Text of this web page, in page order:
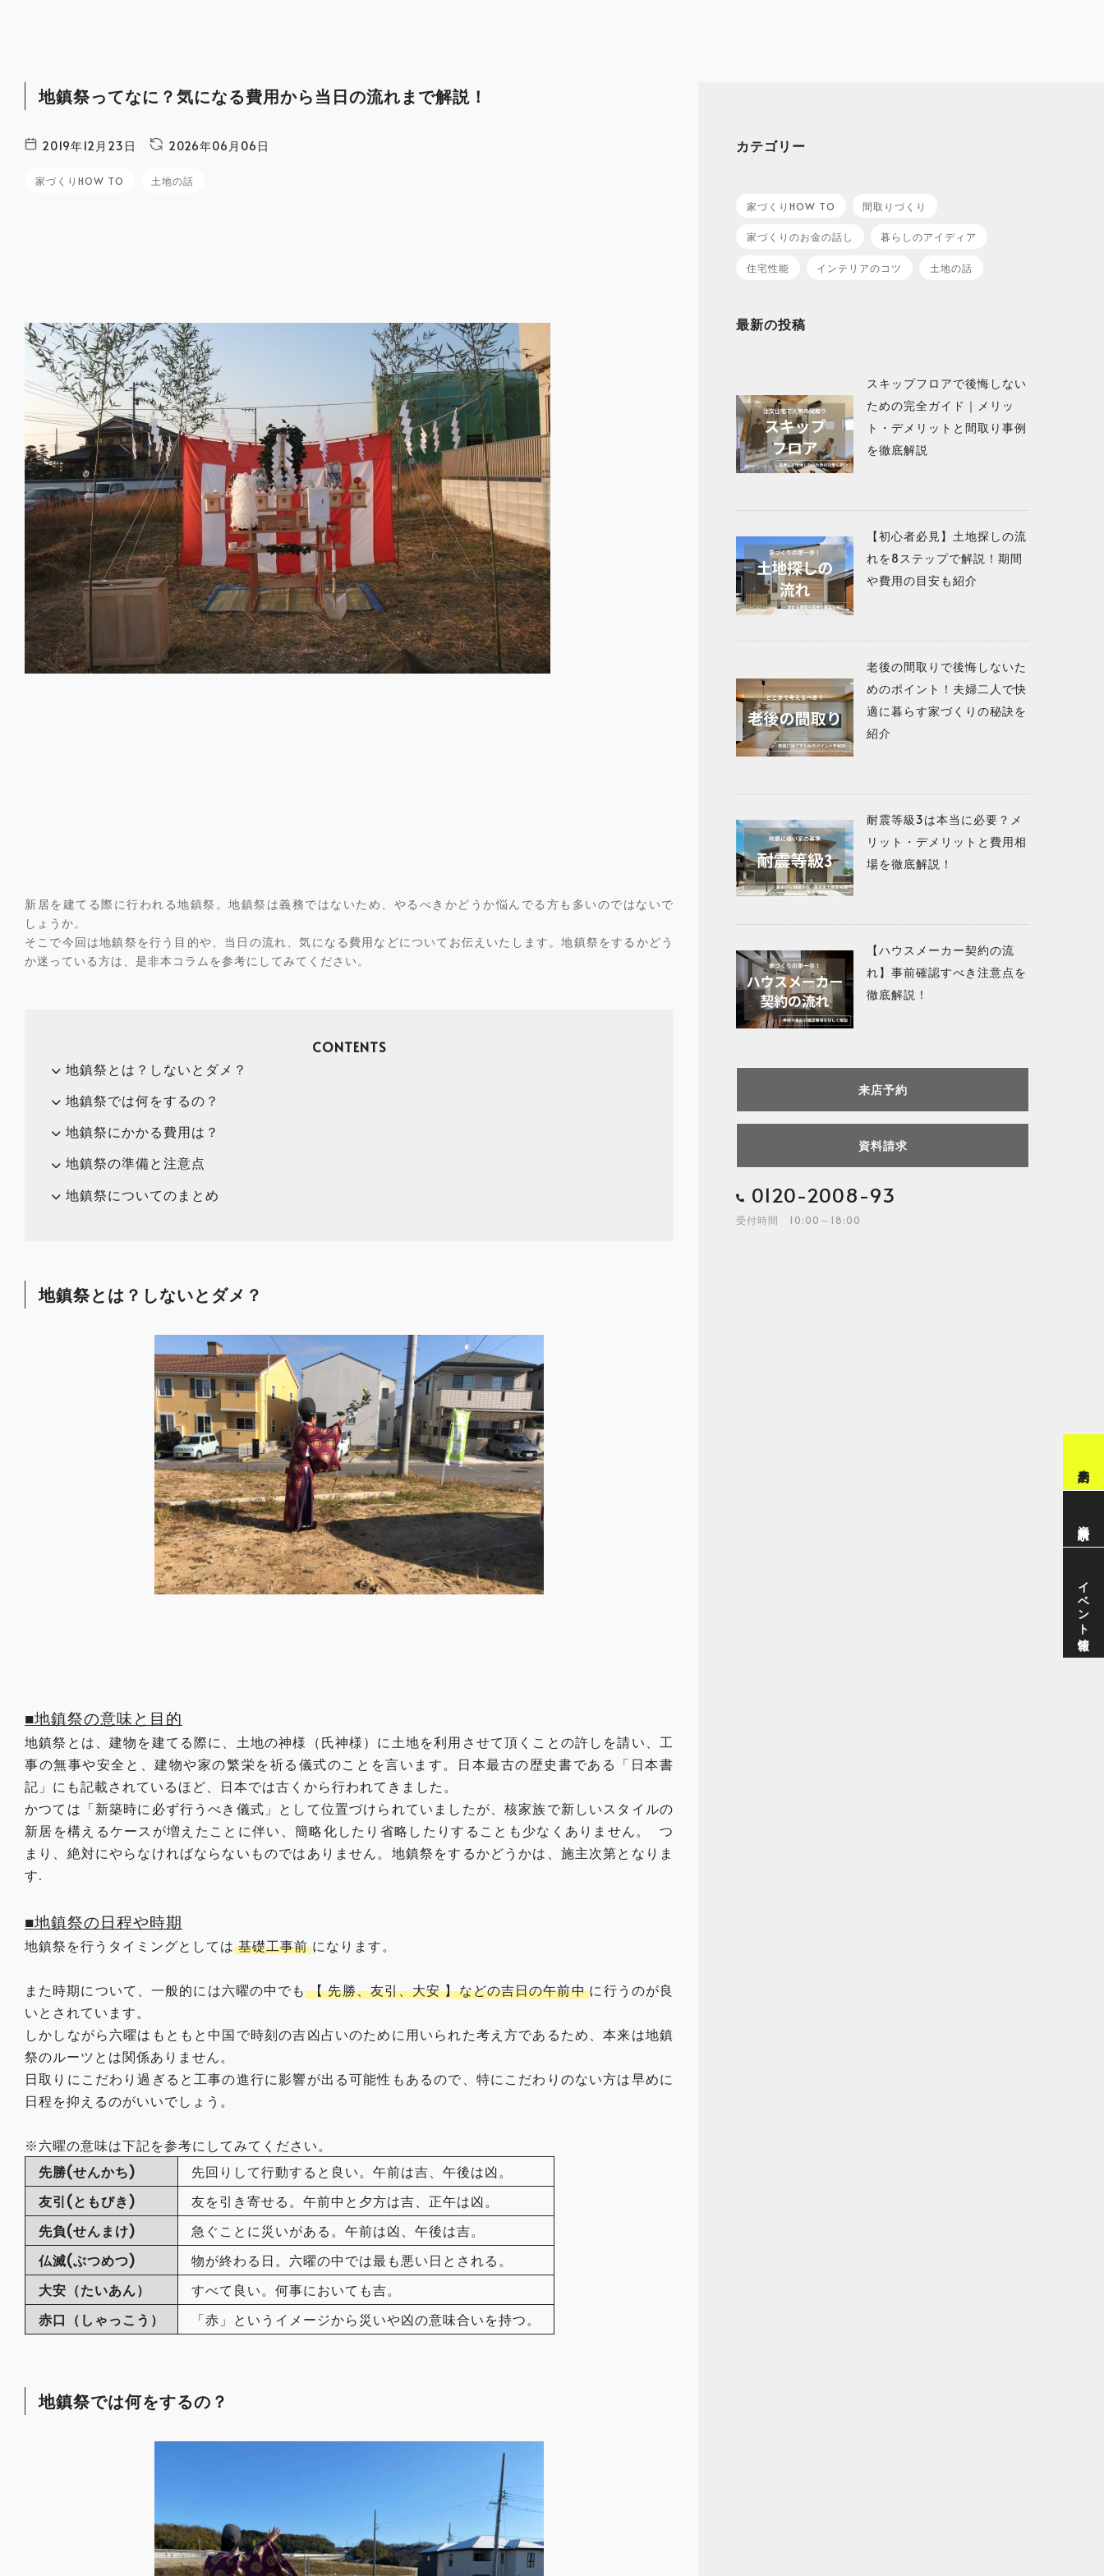
イベント情報
地鎮祭ってなに？気になる費用から当日の流れまで解説！
2019年12月23日 2026年06月06日
家づくりHOW TO 土地の話
新居を建てる際に行われる地鎮祭。地鎮祭は義務ではないため、やるべきかどうか悩んでる方も多いのではないで
しょうか。
そこで今回は地鎮祭を行う目的や、当日の流れ、気になる費用などについてお伝えいたします。地鎮祭をするかどう
か迷っている方は、是非本コラムを参考にしてみてください。
CONTENTS
地鎮祭とは？しないとダメ？
地鎮祭では何をするの？
地鎮祭にかかる費用は？
地鎮祭の準備と注意点
地鎮祭についてのまとめ
地鎮祭とは？しないとダメ？
■地鎮祭の意味と目的
地鎮祭とは、建物を建てる際に、土地の神様（氏神様）に土地を利用させて頂くことの許しを請い、工
事の無事や安全と、建物や家の繁栄を祈る儀式のことを言います。日本最古の歴史書である「日本書
記」にも記載されているほど、日本では古くから行われてきました。
かつては「新築時に必ず行うべき儀式」として位置づけられていましたが、核家族で新しいスタイルの
新居を構えるケースが増えたことに伴い、簡略化したり省略したりすることも少なくありません。 つ
まり、絶対にやらなければならないものではありません。地鎮祭をするかどうかは、施主次第となりま
す.
■地鎮祭の日程や時期
地鎮祭を行うタイミングとしては 基礎工事前 になります。
また時期について、一般的には六曜の中でも 【 先勝、友引、大安 】などの吉日の午前中 に行うのが良
いとされています。
しかしながら六曜はもともと中国で時刻の吉凶占いのために用いられた考え方であるため、本来は地鎮
祭のルーツとは関係ありません。
日取りにこだわり過ぎると工事の進行に影響が出る可能性もあるので、特にこだわりのない方は早めに
日程を抑えるのがいいでしょう。
※六曜の意味は下記を参考にしてみてください。
先勝(せんかち)
先回りして行動すると良い。午前は吉、午後は凶。
友引(ともびき)
友を引き寄せる。午前中と夕方は吉、正午は凶。
先負(せんまけ)
急ぐことに災いがある。午前は凶、午後は吉。
仏滅(ぶつめつ)
物が終わる日。六曜の中では最も悪い日とされる。
大安（たいあん）
すべて良い。何事においても吉。
赤口（しゃっこう）
「赤」というイメージから災いや凶の意味合いを持つ。
地鎮祭では何をするの？
カテゴリー
家づくりHOW TO 間取りづくり
家づくりのお金の話し 暮らしのアイディア
住宅性能 インテリアのコツ 土地の話
最新の投稿
スキップフロアで後悔しない
ための完全ガイド｜メリッ
ト・デメリットと間取り事例
を徹底解説
【初心者必見】土地探しの流
れを8ステップで解説！期間
や費用の目安も紹介
老後の間取りで後悔しないた
めのポイント！夫婦二人で快
適に暮らす家づくりの秘訣を
紹介
耐震等級3は本当に必要？メ
リット・デメリットと費用相
場を徹底解説！
【ハウスメーカー契約の流
れ】事前確認すべき注意点を
徹底解説！
来店予約
資料請求
0120-2008-93
受付時間 10:00～18:00